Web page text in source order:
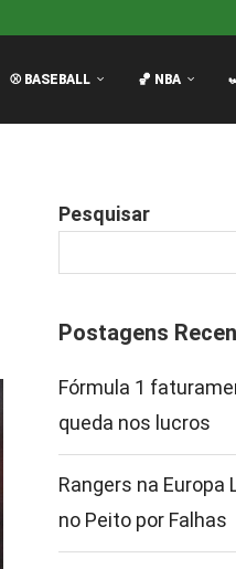
⚾ BASEBALL 🏀 NBA
Pesquisar
Postagens
Fórmula 1
queda nos lucros
Rangers na Europa
no Peito por Falhas